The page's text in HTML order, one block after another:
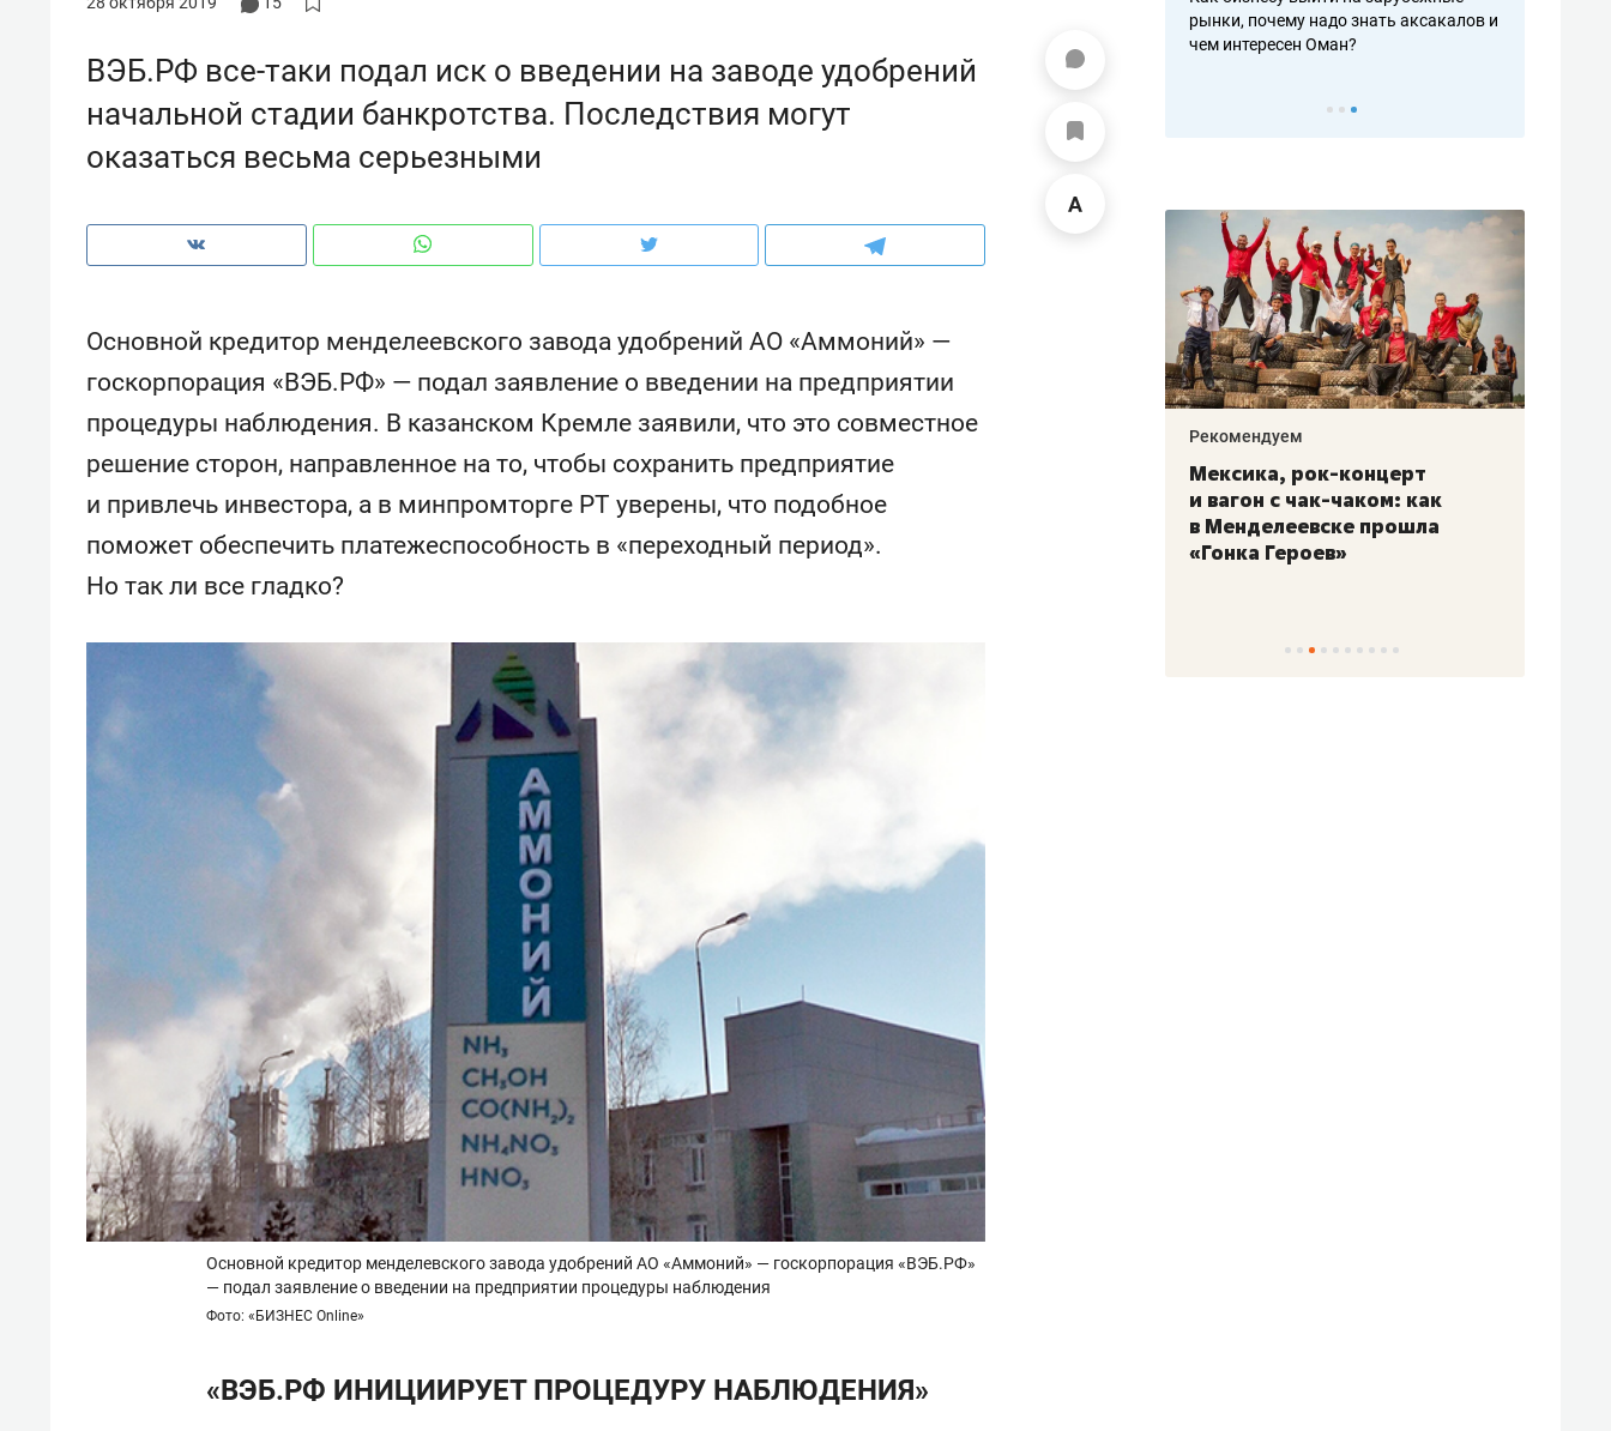
ВЭБ.РФ все-таки подал иск о введении на заводе удобрений
начальной стадии банкротства. Последствия могут
оказаться весьма серьезными
Основной кредитор менделеевского завода удобрений АО «Аммоний» —
госкорпорация «ВЭБ.РФ» — подал заявление о введении на предприятии
процедуры наблюдения. В казанском Кремле заявили, что это совместное
решение сторон, направленное на то, чтобы сохранить предприятие
и привлечь инвестора, а в минпромторге РТ уверены, что подобное
поможет обеспечить платежеспособность в «переходный период».
Но так ли все гладко?
Основной кредитор менделевского завода удобрений АО «Аммоний» — госкорпорация «ВЭБ.РФ»
— подал заявление о введении на предприятии процедуры наблюдения
Фото: «БИЗНЕС Online»
«ВЭБ.РФ ИНИЦИИРУЕТ ПРОЦЕДУРУ НАБЛЮДЕНИЯ»
рынки, почему надо знать аксакалов и
чем интересен Оман?
Рекомендуем
Как ГК «МИР ГРУПП» и ВТБ
создают оазис жилого
комфорта под Казанью
Рекомендуем
150 камер до квартиры и Face
ID вместо ключа: какой будет
безопасность в ЖК «Нова»
Рекомендуем
Опыт выживания в дикой
природе, работа
состоянием как основа
Рекомендуем
Мексика, рок-концерт
и вагон с чак-чаком: как
в Менделеевске прошла
«Гонка Героев»